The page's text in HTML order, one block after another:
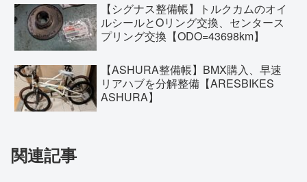
【シグナス整備帳】トルクカムのオイ
ルシールとOリング交換、センタース
プリング交換【ODO=43698km】
【ASHURA整備帳】BMX購入、早速
リアハブを分解整備【ARESBIKES
ASHURA】
関連記事